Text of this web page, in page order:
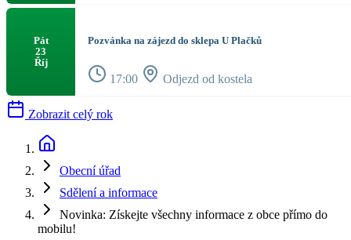
Pát
23
Říj
Pozvánka na zájezd do sklepa U Plačků
17:00 Odjezd od kostela
Zobrazit celý rok
Obecní úřad
Sdělení a informace
Novinka: Získejte všechny informace z obce přímo do
mobilu!